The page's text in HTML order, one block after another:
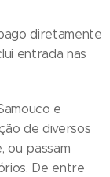
diretamente
entrada nas
e
de diversos
ou passam
De entre